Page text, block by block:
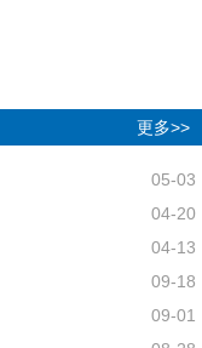
更多>>
05-03
04-20
04-13
09-18
09-01